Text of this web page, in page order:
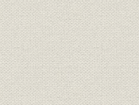
同志の参加
創業の人々
初の社員募集